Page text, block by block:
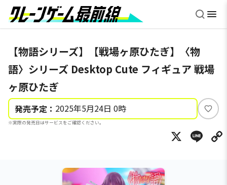
【物語シリーズ】【戦場ヶ原ひたぎ】〈物
語〉シリーズ Desktop Cute フィギュア 戦場
ヶ原ひたぎ
発売予定： 2025年5月24日 0時
※実際の発売日はサービスをご確認ください。
い
ね
X